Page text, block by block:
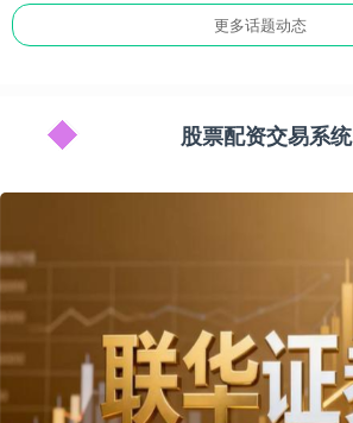
更多话题动态
股票配资交易系统